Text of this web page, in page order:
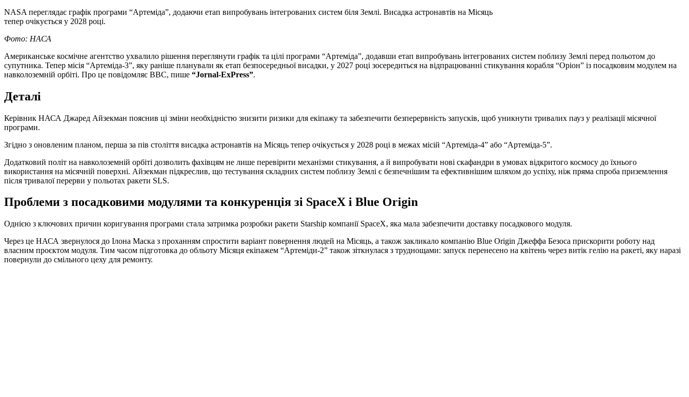
NASA переглядає графік програми “Артеміда”, додаючи етап випробувань інтегрованих систем біля Землі. Висадка астронавтів на Місяць
тепер очікується у 2028 році.
Фото: НАСА
Американське космічне агентство ухвалило рішення переглянути графік та цілі програми “Артеміда”, додавши етап випробувань інтегрованих систем поблизу Землі перед польотом до
супутника. Тепер місія “Артеміда-3”, яку раніше планували як етап безпосередньої висадки, у 2027 році зосередиться на відпрацюванні стикування корабля “Оріон” із посадковим модулем на
навколоземній орбіті. Про це повідомляє BBC, пише “Jornal-ExPress”.
Деталі
Керівник НАСА Джаред Айзекман пояснив ці зміни необхідністю знизити ризики для екіпажу та забезпечити безперервність запусків, щоб уникнути тривалих пауз у реалізації місячної
програми.
Згідно з оновленим планом, перша за пів століття висадка астронавтів на Місяць тепер очікується у 2028 році в межах місій “Артеміда-4” або “Артеміда-5”.
Додатковий політ на навколоземній орбіті дозволить фахівцям не лише перевірити механізми стикування, а й випробувати нові скафандри в умовах відкритого космосу до їхнього
використання на місячній поверхні. Айзекман підкреслив, що тестування складних систем поблизу Землі є безпечнішим та ефективнішим шляхом до успіху, ніж пряма спроба приземлення
після тривалої перерви у польотах ракети SLS.
Проблеми з посадковими модулями та конкуренція зі SpaceX і Blue Origin
Однією з ключових причин коригування програми стала затримка розробки ракети Starship компанії SpaceX, яка мала забезпечити доставку посадкового модуля.
Через це НАСА звернулося до Ілона Маска з проханням спростити варіант повернення людей на Місяць, а також закликало компанію Blue Origin Джеффа Безоса прискорити роботу над
власним проєктом модуля. Тим часом підготовка до обльоту Місяця екіпажем “Артеміди-2” також зіткнулася з труднощами: запуск перенесено на квітень через витік гелію на ракеті, яку наразі
повернули до смільного цеху для ремонту.